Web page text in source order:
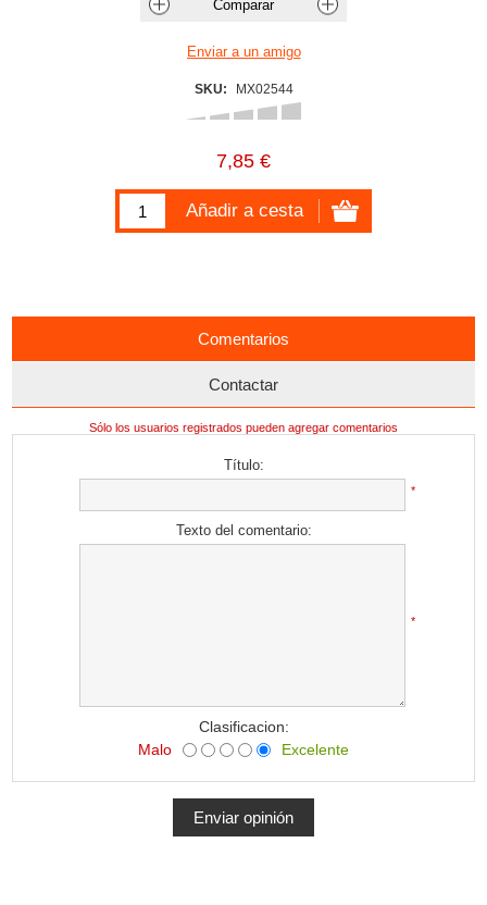
SKU: MX02544
7,85 €
Comentarios
Contactar
Sólo los usuarios registrados pueden agregar comentarios
Título:
*
Texto del comentario:
*
Clasificacion:
Malo
Excelente